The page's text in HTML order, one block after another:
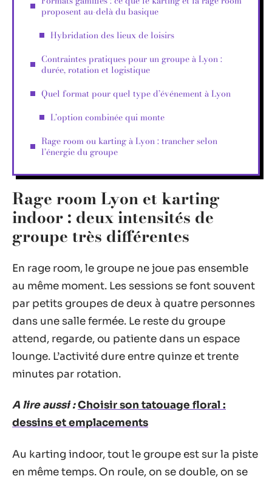
proposent au-delà du basique
Hybridation des lieux de loisirs
Contraintes pratiques pour un groupe à Lyon :
durée, rotation et logistique
Quel format pour quel type d’événement à Lyon
L’option combinée qui monte
Rage room ou karting à Lyon : trancher selon
l’énergie du groupe
Rage room Lyon et karting
indoor : deux intensités de
groupe très différentes
En rage room, le groupe ne joue pas ensemble
au même moment. Les sessions se font souvent
par petits groupes de deux à quatre personnes
dans une salle fermée. Le reste du groupe
attend, regarde, ou patiente dans un espace
lounge. L’activité dure entre quinze et trente
minutes par rotation.
A lire aussi :Choisir son tatouage floral :
dessins et emplacements
Au karting indoor, tout le groupe est sur la piste
en même temps. On roule, on se double, on se